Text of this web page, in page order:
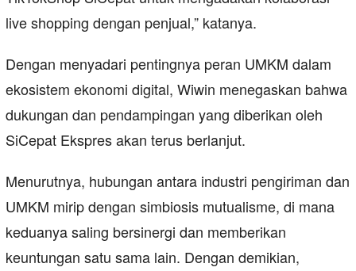
live shopping dengan penjual,” katanya.
Dengan menyadari pentingnya peran UMKM dalam
ekosistem ekonomi digital, Wiwin menegaskan bahwa
dukungan dan pendampingan yang diberikan oleh
SiCepat Ekspres akan terus berlanjut.
Menurutnya, hubungan antara industri pengiriman dan
UMKM mirip dengan simbiosis mutualisme, di mana
keduanya saling bersinergi dan memberikan
keuntungan satu sama lain. Dengan demikian,